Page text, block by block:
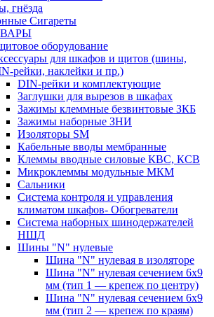
гнёзда
Сигареты
оборудование
для шкафов и щитов (шины,
рейки, наклейки и пр.)
DIN-рейки и комплектующие
Заглушки для вырезов в шкафах
Зажимы клеммные безвинтовые ЗКБ
Зажимы наборные ЗНИ
Изоляторы SM
Кабельные вводы мембранные
Клеммы вводные силовые КВС, КСВ
Микроклеммы модульные МКМ
Сальники
Система контроля и управления
климатом шкафов- Обогреватели
Система наборных шинодержателей
НШД
Шины "N" нулевые
Шина "N" нулевая в изоляторе
Шина "N" нулевая сечением 6х9
мм (тип 1 — крепеж по центру)
Шина "N" нулевая сечением 6х9
мм (тип 2 — крепеж по краям)